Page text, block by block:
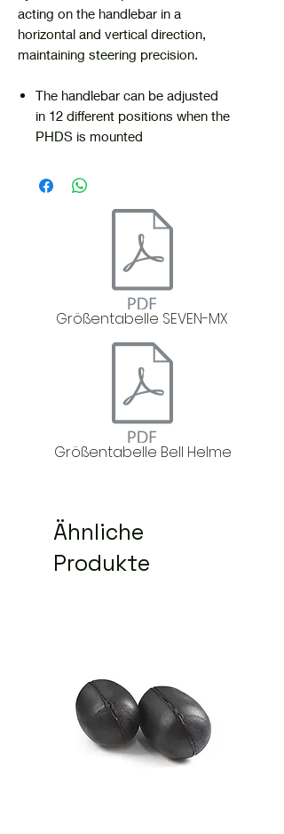
acting on the handlebar in a
horizontal and vertical direction,
maintaining steering precision.
The handlebar can be adjusted
in 12 different positions when the
PHDS is mounted
Größentabelle SEVEN-MX
Größentabelle Bell Helme
Ähnliche
Produkte